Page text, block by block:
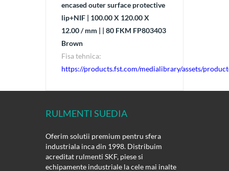
encased outer surface protective
lip+NIF | 100.00 X 120.00 X
12.00 / mm | | 80 FKM FP803403
Brown
Fisa tehnica:
https://products.fst.com/medialibrary/assets/
RULMENTI SUEDIA
Oferim solutii premium pentru sfera
industriala inca din 1998. Distribuim
acreditat rulmenti SKF, piese si
echipamente industriale la cele mai inalte